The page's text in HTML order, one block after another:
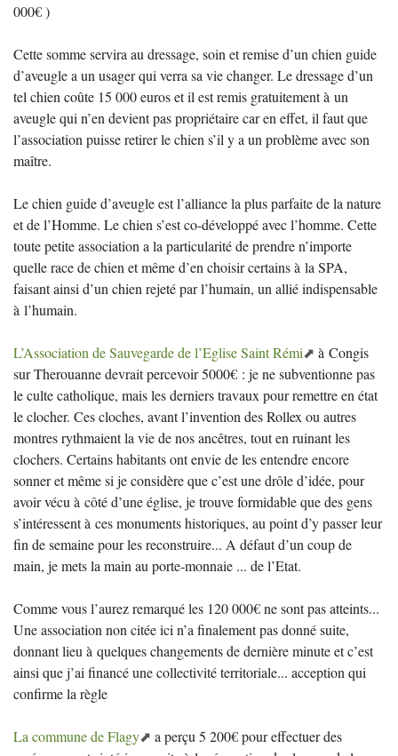
000€ )
Cette somme servira au dressage, soin et remise d’un chien guide
d’aveugle a un usager qui verra sa vie changer. Le dressage d’un
tel chien coûte 15 000 euros et il est remis gratuitement à un
aveugle qui n’en devient pas propriétaire car en effet, il faut que
l’association puisse retirer le chien s’il y a un problème avec son
maître.
Le chien guide d’aveugle est l’alliance la plus parfaite de la nature
et de l’Homme. Le chien s’est co-développé avec l’homme. Cette
toute petite association a la particularité de prendre n’importe
quelle race de chien et même d’en choisir certains à la SPA,
faisant ainsi d’un chien rejeté par l’humain, un allié indispensable
à l’humain.
L’Association de Sauvegarde de l’Eglise Saint Rémi
à Congis
sur Therouanne devrait percevoir 5000€ : je ne subventionne pas
le culte catholique, mais les derniers travaux pour remettre en état
le clocher. Ces cloches, avant l’invention des Rollex ou autres
montres rythmaient la vie de nos ancêtres, tout en ruinant les
clochers. Certains habitants ont envie de les entendre encore
sonner et même si je considère que c’est une drôle d’idée, pour
avoir vécu à côté d’une église, je trouve formidable que des gens
s’intéressent à ces monuments historiques, au point d’y passer leur
fin de semaine pour les reconstruire... A défaut d’un coup de
main, je mets la main au porte-monnaie ... de l’Etat.
Comme vous l’aurez remarqué les 120 000€ ne sont pas atteints...
Une association non citée ici n’a finalement pas donné suite,
donnant lieu à quelques changements de dernière minute et c’est
ainsi que j’ai financé une collectivité territoriale... acception qui
confirme la règle
La commune de Flagy
a perçu 5 200€ pour effectuer des